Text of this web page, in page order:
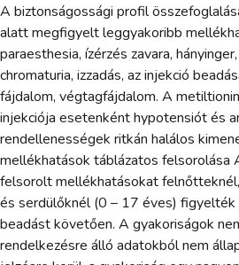
A biztonságossági profil
alatt megfigyelt leggyakoribb
paraesthesia, ízérzés zavara,
chromaturia, izzadás, az injekció
fájdalom, végtagfájdalom. A
injekciója esetenként hypotensiót és
rendellenességek ritkán halálos
mellékhatások táblázatos felsorolása
felsorolt mellékhatásokat
és serdülőknél (0 – 17 éves) figyelték
beadást követően. A gyakoriságok
rendelkezésre álló adatokból nem